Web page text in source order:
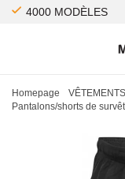
4000 MODÈLES
Homepage
Pantalons/shorts de